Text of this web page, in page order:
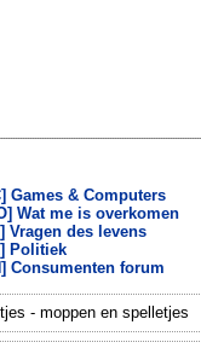
Games & Computers
Wat me is overkomen
Vragen des levens
Politiek
Consumenten forum
- moppen en spelletjes